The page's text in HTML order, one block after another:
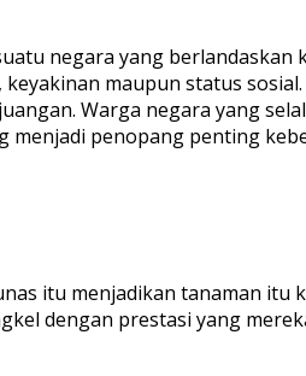
negara yang berlandaskan
maupun status
Warga negara yang
menjadi penopang penting
itu menjadikan tanaman itu
dengan prestasi yang